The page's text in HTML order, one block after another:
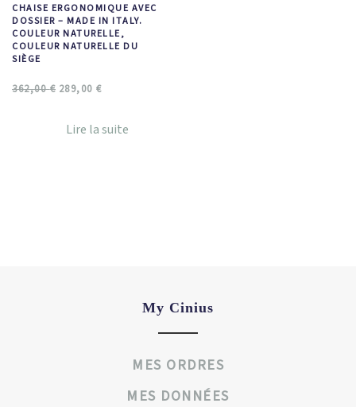
CHAISE ERGONOMIQUE AVEC
DOSSIER – MADE IN ITALY.
COULEUR NATURELLE,
COULEUR NATURELLE DU
SIÈGE
362,00€ 289,00 €
Lire la suite
My Cinius
MES ORDRES
MES DONNÉES